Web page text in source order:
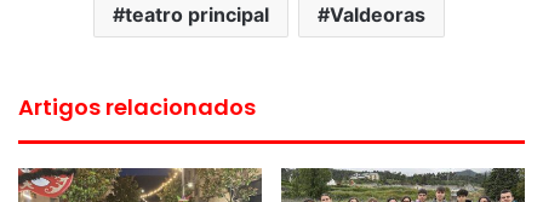
teatro principal Valdeoras
Artigos relacionados